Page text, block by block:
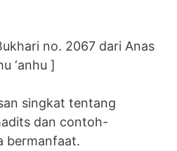
no. 2067 dari Anas
‘anhu ]
singkat tentang
dan contoh-
bermanfaat.